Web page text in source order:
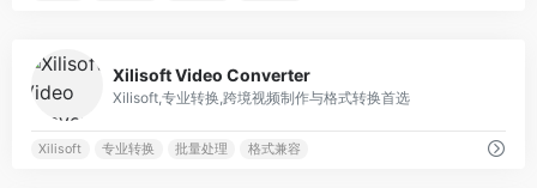
Xilisoft Video Converter
Xilisoft,专业转换,跨境视频制作与格式转换首选
Xilisoft 专业转换 批量处理 格式兼容